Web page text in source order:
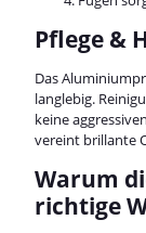
Pflege &
Das
langlebig.
keine
vereint brillante
Warum
richtige